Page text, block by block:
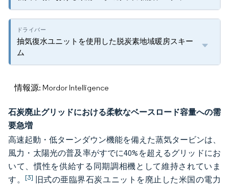
抽気復水ユニットを使用した脱炭素地域暖房スキー
ム
情報源: Mordor Intelligence
石炭廃止グリッドにおける柔軟なベースロード容量への需
要急増
高速起動・低ターンダウン機能を備えた蒸気タービンは、
風力・太陽光の普及率がすでに40%を超えるグリッドにお
いて、慣性を供給する同期調相機として維持されていま
す。[3]
旧式の亜臨界石炭ユニットを廃止した米国の電力